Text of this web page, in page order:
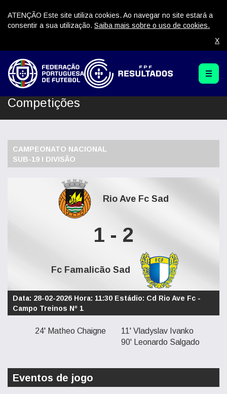
ATENÇÃO Este site utiliza cookies. Ao navegar no site estará a
consentir a sua utilização. Saiba mais sobre o uso de cookies.
X
Competições
CAMPEONATO NACIONAL
SUB-19 I DIVISÃO
Rio Ave Fc Sad
1 - 2
Fc Famalicão Sad
Data: 28-02-2026 Hora: 11:30 Estádio: Cd Rio Ave Fc -
Campo Treinos Nº 1
24' Matheo Chaigne
11' Vladyslav Ivanko
90' Leonardo Salgado
Eventos de jogo